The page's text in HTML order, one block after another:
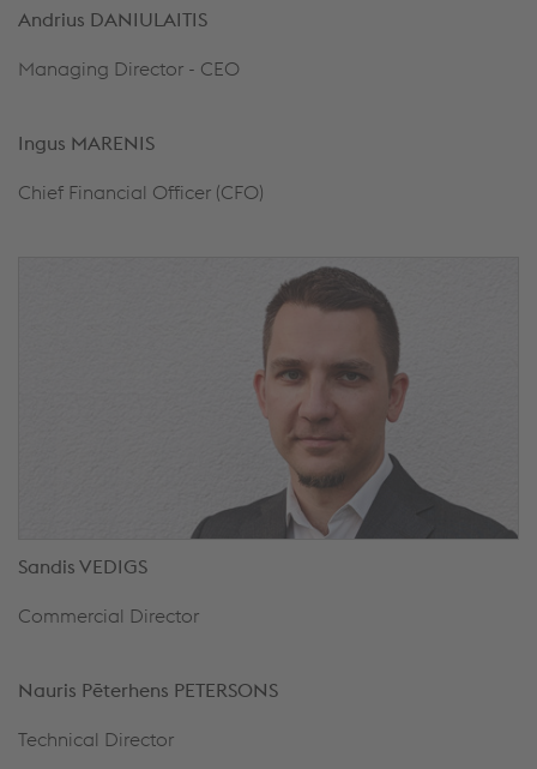
Andrius DANIULAITIS
Managing Director - CEO
Ingus MARENIS
Chief Financial Officer (CFO)
Sandis VEDIGS
Commercial Director
Nauris Pēterhens PETERSONS
Technical Director